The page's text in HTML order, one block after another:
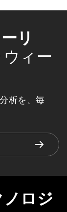
リ
ウィー
析を、毎
ロジ